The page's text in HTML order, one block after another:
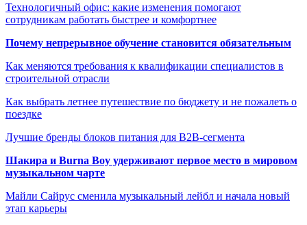
Технологичный офис: какие изменения помогают
сотрудникам работать быстрее и комфортнее
Почему непрерывное обучение становится обязательным
Как меняются требования к квалификации специалистов в
строительной отрасли
Как выбрать летнее путешествие по бюджету и не пожалеть о
поездке
Лучшие бренды блоков питания для B2B-сегмента
Шакира и Burna Boy удерживают первое место в мировом
музыкальном чарте
Майли Сайрус сменила музыкальный лейбл и начала новый
этап карьеры